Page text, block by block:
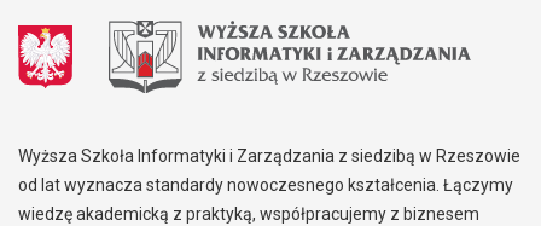
Wyższa Szkoła Informatyki i Zarządzania z siedzibą w Rzeszowie
od lat wyznacza standardy nowoczesnego kształcenia. Łączymy
wiedzę akademicką z praktyką, współpracujemy z biznesem